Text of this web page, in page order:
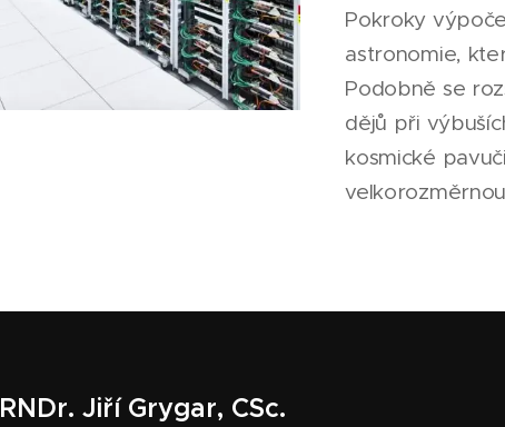
Pokroky
astronomie,
Podobně se
dějů při
kosmické
RNDr. Jiří Grygar, CSc.